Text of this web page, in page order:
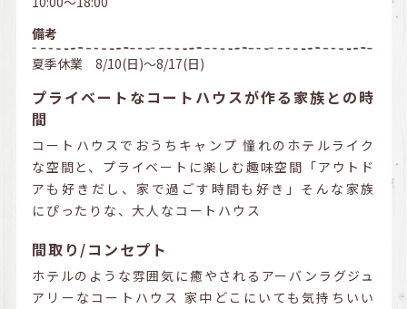
備考
夏季休業 8/10(日)～8/17(日)
プライベートなコートハウスが作る家族との時
間
コートハウスでおうちキャンプ 憧れのホテルライク
な空間と、プライベートに楽しむ趣味空間「アウトド
アも好きだし、家で過ごす時間も好き」そんな家族
にぴったりな、大人なコートハウス
間取り/コンセプト
ホテルのような雰囲気に癒やされるアーバンラグジュ
アリーなコートハウス 家中どこにいても気持ちいい